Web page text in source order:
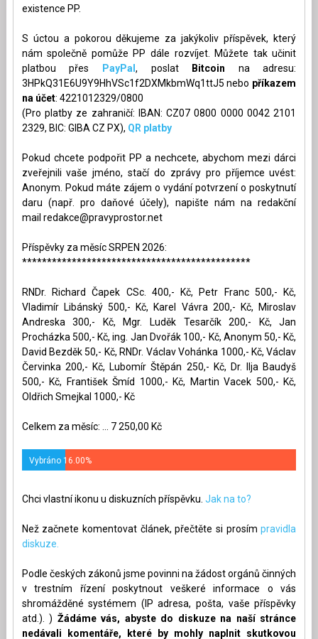
existence PP.
S úctou a pokorou děkujeme za jakýkoliv příspěvek, který
nám společně pomůže PP dále rozvíjet. Můžete tak učinit
platbou přes
PayPal, poslat Bitcoin na adresu:
3HPkQ31E6U9Y9HhVSc1f2DXMkbmWq1ttJ5 nebo příkazem
na účet: 4221012329/0800
(Pro platby ze zahraničí: IBAN: CZ07 0800 0000 0042 2101
2329, BIC: GIBA CZ PX), QR platby
Pokud chcete podpořit PP a nechcete, abychom mezi dárci
zveřejnili vaše jméno, stačí do zprávy pro příjemce uvést:
Anonym. Pokud máte zájem o vydání potvrzení o poskytnutí
daru (např. pro daňové účely), napište nám na redakční
mail redakce@pravyprostor.net
Příspěvky za měsíc SRPEN 2026:
**********************************************
RNDr. Richard Čapek CSc. 400,- Kč, Petr Franc 500,- Kč,
Vladimír Libánský 500,- Kč, Karel Vávra 200,- Kč, Miroslav
Andreska 300,- Kč, Mgr. Luděk Tesarčík 200,- Kč, Jan
Procházka 500,- Kč, ing. Jan Dvořák 100,- Kč, Anonym 50,- Kč,
David Bezděk 50,- Kč, RNDr. Václav Vohánka 1000,- Kč, Václav
Červinka 200,- Kč, Lubomír Štěpán 250,- Kč, Dr. Ilja Baudyš
500,- Kč, František Šmíd 1000,- Kč, Martin Vacek 500,- Kč,
Oldřich Smejkal 1000,- Kč
Celkem za měsíc: ... 7 250,00 Kč
Vybráno 16.00%
Chci vlastní ikonu u diskuzních příspěvku. Jak na to?
Než začnete komentovat článek, přečtěte si prosímpravidla
diskuze.
Podle českých zákonů jsme povinni na žádost orgánů činných
v trestním řízení poskytnout veškeré informace o vás
shromážděné systémem (IP adresa, pošta, vaše příspěvky
atd.). ) Žádáme vás, abyste do diskuze na naší stránce
nedávali komentáře, které by mohly naplnit skutkovou